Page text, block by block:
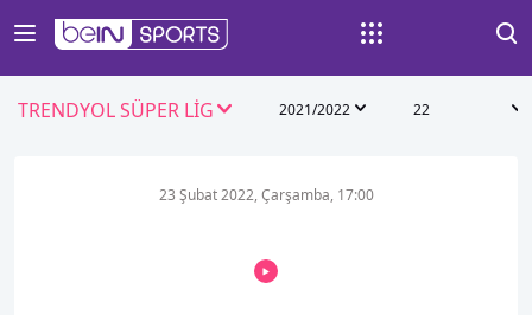
TRENDYOL SÜPER LİG 2021/2022 22
23 Şubat 2022, Çarşamba, 17:00